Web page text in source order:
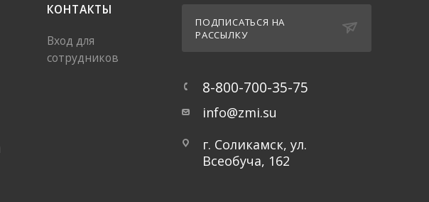
КОНТАКТЫ
Вход для
сотрудников
ПОДПИСАТЬСЯ НА
РАССЫЛКУ
8-800-700-35-75
info@zmi.su
г. Соликамск, ул.
Всеобуча, 162